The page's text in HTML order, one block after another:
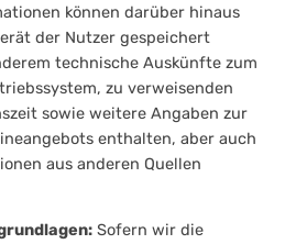
können darüber hinaus
der Nutzer gespeichert
technische Auskünfte zum
zu verweisenden
sowie weitere Angaben zur
enthalten, aber auch
aus anderen Quellen
Sofern wir die